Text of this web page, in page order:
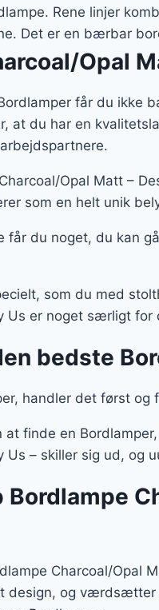
2.909 kr..
Rene linjer
Det er en bærbar
Opal
får du ikke
at du har en
Opal Matt –
som en helt unik
du noget, du kan
som du med
Us er noget særligt for
bedste
handler det først
finde en
Us – skiller sig ud,
Bordlampe
Charcoal/Opal
design, og